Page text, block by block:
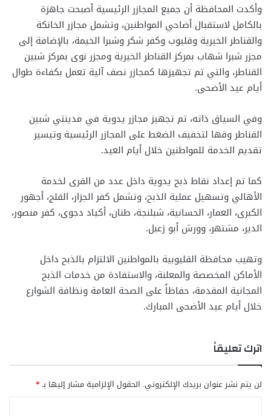
وأكدت المحافظة أن جميع المجازر الرئيسية أصبحت جاهزة
بالكامل لاستقبال أضاحي المواطنين، وتشمل مجازر الخانكة
والقناطر الخيرية وقليوب وكفر شكر وشبرا الخيمة، بالإضافة إلى
مجزر شبرا شهاب بمركز القناطر الخيرية ومجزر نوى بمركز شبين
القناطر، والتي تم تجهيزها كمجازر نصف آلية تعمل بكفاءة طوال
أيام عيد الأضحى.
وفي السياق ذاته، تم تجهيز مجازر يدوية في مدينتي شبين
القناطر وقها لتخفيف الضغط على المجازر الرئيسية وتيسير
تقديم الخدمة للمواطنين خلال أيام العيد.
كما تم إعداد نقاط ذبح يدوية داخل عدد من القرى لخدمة
الأهالي وتسهيل عملية الذبح، وتشمل كفر الجزار، القلج، أجهور
الكبرى، العمار، الحسانية، شبلنجة، طنان، أكياد دجوى، كفر منصور،
الدير، مشتهر، وورش أبو زعبل.
وتهيب محافظة القليوبية بالمواطنين الالتزام بالذبح داخل
الأماكن المخصصة والمعلنة، والاستفادة من خدمات الذبح
المجانية المقدمة، حفاظاً على الصحة العامة ونظافة الشوارع
خلال أيام عيد الأضحى المبارك.
اترك تعليقاً
لن يتم نشر عنوان بريدك الإلكتروني. الحقول الإلزامية مشار إليها بـ*